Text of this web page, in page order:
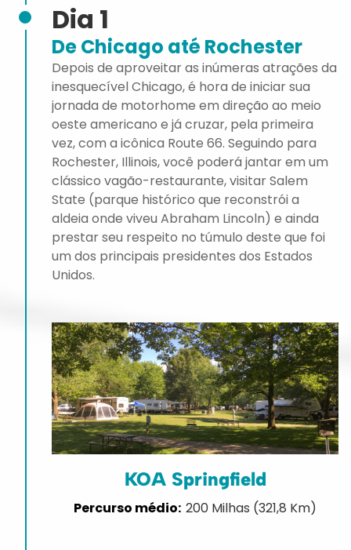
Dia 1
De Chicago até Rochester
Depois de aproveitar as inúmeras atrações da
inesquecível Chicago, é hora de iniciar sua
jornada de motorhome em direção ao meio
oeste americano e já cruzar, pela primeira
vez, com a icônica Route 66. Seguindo para
Rochester, Illinois, você poderá jantar em um
clássico vagão-restaurante, visitar Salem
State (parque histórico que reconstrói a
aldeia onde viveu Abraham Lincoln) e ainda
prestar seu respeito no túmulo deste que foi
um dos principais presidentes dos Estados
Unidos.
KOA Springfield
200 Milhas (321,8 Km)